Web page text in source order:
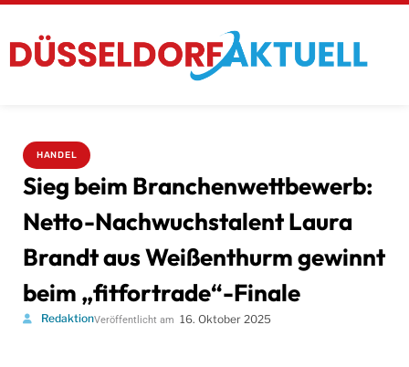
HANDEL
Sieg beim Branchenwettbewerb:
Netto-Nachwuchstalent Laura
Brandt aus Weißenthurm gewinnt
beim „fitfortrade“-Finale
RedaktionVeröffentlicht am 16. Oktober 2025